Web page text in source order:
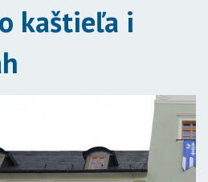
kaštieľa i